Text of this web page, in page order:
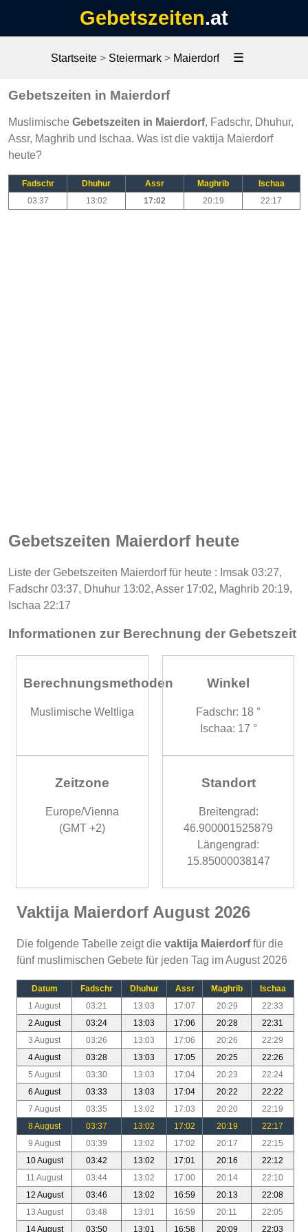
Gebetszeiten.at
Startseite> Steiermark> Maierdorf ☰
Gebetszeiten in Maierdorf
Muslimische Gebetszeiten in Maierdorf, Fadschr, Dhuhur,
Assr, Maghrib und Ischaa. Was ist die vaktija Maierdorf
heute?
Fadschr Dhuhur Assr Maghrib
Ischaa
03:37
13:02 17:02 20:19 22:17
Gebetszeiten Maierdorf heute
Liste der Gebetszeiten Maierdorf für heute : Imsak 03:27,
Fadschr 03:37, Dhuhur 13:02, Asser 17:02, Maghrib 20:19,
Ischaa 22:17
Informationen zur Berechnung der Gebetszeit
Berechnungsmethoden
Muslimische Weltliga
Winkel
Fadschr: 18 °
Ischaa: 17 °
Zeitzone
Europe/Vienna
(GMT +2)
Standort
Breitengrad:
46.900001525879
Längengrad:
15.85000038147
Vaktija Maierdorf August 2026
Die folgende Tabelle zeigt die vaktija Maierdorffür die
fünf muslimischen Gebete für jeden Tag im August 2026
Datum Fadschr Dhuhur Assr Maghrib
Ischaa
1 August
03:21 13:03 17:07 20:29
22:33
2 August
03:24 13:03 17:06 20:28
22:31
3 August
03:26 13:03 17:06 20:26
22:29
4 August
03:28 13:03 17:05 20:25
22:26
5 August
03:30 13:03 17:04 20:23
22:24
6 August
03:33 13:03 17:04 20:22
22:22
7 August
03:35 13:02 17:03 20:20
22:19
8 August
03:37 13:02 17:02 20:19
22:17
9 August
03:39 13:02 17:02 20:17
22:15
10 August
03:42 13:02 17:01 20:16
22:12
11 August
03:44 13:02 17:00 20:14
22:10
12 August
03:46 13:02 16:59 20:13
22:08
13 August
03:48 13:01 16:59 20:11
22:05
14 August
03:50 13:01 16:58 20:09 22:03